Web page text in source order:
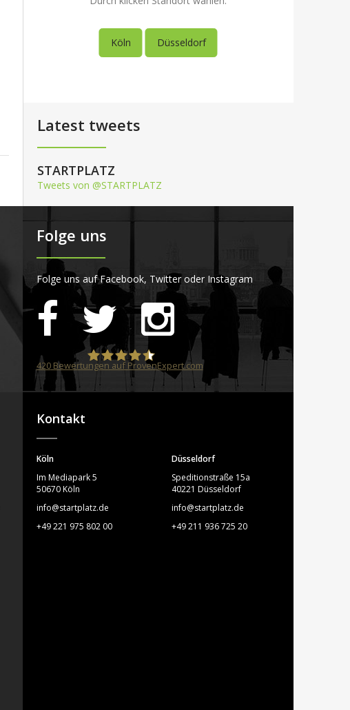
Köln Düsseldorf
Latest tweets
STARTPLATZ
Tweets von @STARTPLATZ
Folge uns
Folge uns auf Facebook, Twitter oder Instagram
STARTPLATZ
420Bewertungen auf ProvenExpert.com
Kontakt
Köln
Im Mediapark 5
50670 Köln
info@startplatz.de
+49 221 975 802 00
Düsseldorf
Speditionstraße 15a
40221 Düsseldorf
info@startplatz.de
+49 211 936 725 20